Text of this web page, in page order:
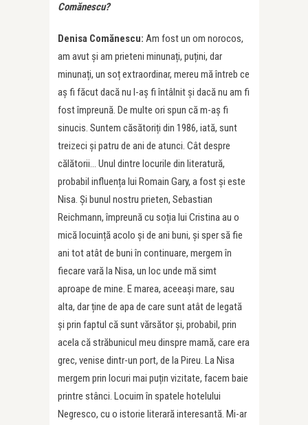
Comănescu?
Denisa Comănescu: Am fost un om norocos,
am avut și am prieteni minunați, puțini, dar
minunați, un soț extraordinar, mereu mă întreb ce
aș fi făcut dacă nu l-aș fi întâlnit și dacă nu am fi
fost împreună. De multe ori spun că m-aș fi
sinucis. Suntem căsătoriți din 1986, iată, sunt
treizeci și patru de ani de atunci. Cât despre
călătorii… Unul dintre locurile din literatură,
probabil influența lui Romain Gary, a fost și este
Nisa. Și bunul nostru prieten, Sebastian
Reichmann, împreună cu soția lui Cristina au o
mică locuință acolo și de ani buni, și sper să fie
ani tot atât de buni în continuare, mergem în
fiecare vară la Nisa, un loc unde mă simt
aproape de mine. E marea, aceeași mare, sau
alta, dar ține de apa de care sunt atât de legată
și prin faptul că sunt vărsător și, probabil, prin
acela că străbunicul meu dinspre mamă, care era
grec, venise dintr-un port, de la Pireu. La Nisa
mergem prin locuri mai puțin vizitate, facem baie
printre stânci. Locuim în spatele hotelului
Negresco, cu o istorie literară interesantă. Mi-ar